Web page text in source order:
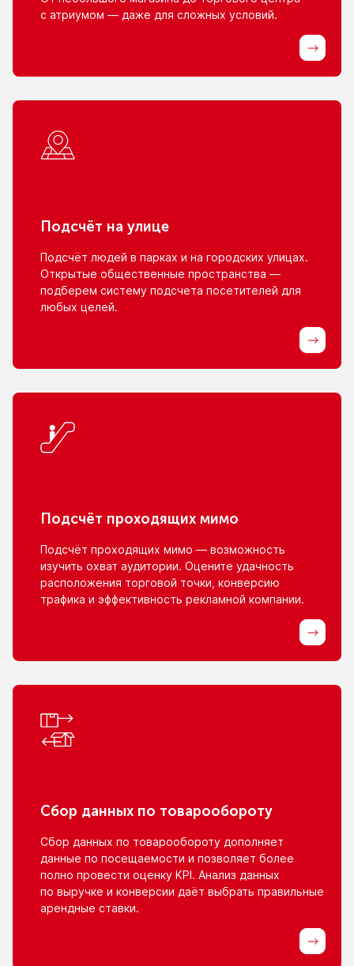
с атриумом — даже для сложных условий.
Подсчёт на улице
Подсчёт людей в парках и на городских улицах.
Открытые общественные пространства —
подберем систему подсчета посетителей для
любых целей.
Подсчёт проходящих мимо
Подсчёт проходящих мимо — возможность
изучить охват аудитории. Оцените удачность
расположения торговой точки, конверсию
трафика и эффективность рекламной компании.
Сбор данных по товарообороту
Сбор данных по товарообороту дополняет
данные по посещаемости и позволяет более
полно провести оценку KPI. Анализ данных
по выручке и конверсии даёт выбрать правильные
арендные ставки.